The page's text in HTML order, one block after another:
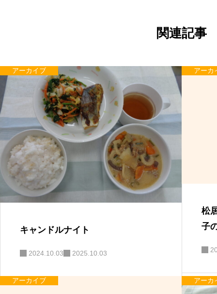
関連記事
アーカイブ
キャンドルナイト
2024.10.03 2025.10.03
アーカ
松
子
アーカイブ アーカ